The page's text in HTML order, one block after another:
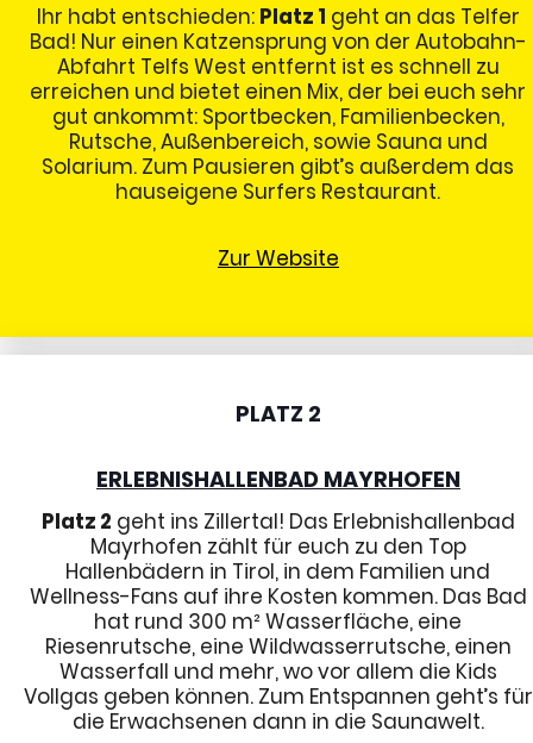
Ihr habt entschieden: Platz 1 geht an das Telfer
Bad! Nur einen Katzensprung von der Autobahn-
Abfahrt Telfs West entfernt ist es schnell zu
erreichen und bietet einen Mix, der bei euch sehr
gut ankommt: Sportbecken, Familienbecken,
Rutsche, Außenbereich, sowie Sauna und
Solarium. Zum Pausieren gibt’s außerdem das
hauseigene Surfers Restaurant.
Zur Website
PLATZ 2
ERLEBNISHALLENBAD MAYRHOFEN
Platz 2 geht ins Zillertal! Das Erlebnishallenbad
Mayrhofen zählt für euch zu den Top
Hallenbädern in Tirol, in dem Familien und
Wellness-Fans auf ihre Kosten kommen. Das Bad
hat rund 300 m² Wasserfläche, eine
Riesenrutsche, eine Wildwasserrutsche, einen
Wasserfall und mehr, wo vor allem die Kids
Vollgas geben können. Zum Entspannen geht’s für
die Erwachsenen dann in die Saunawelt.